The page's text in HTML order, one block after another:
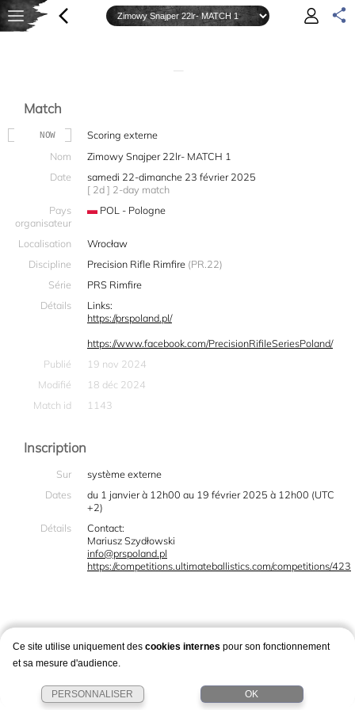
—
Match
NOW
Scoring externe
Nom
Zimowy Snajper 22lr- MATCH 1
Date
samedi 22-dimanche 23 février 2025
[ 2d ] 2-day match
Pays
organisateur
POL - Pologne
Localisation
Wrocław
Discipline
Precision Rifle Rimfire (PR.22)
Série
PRS Rimfire
Détails
Links:
https://prspoland.pl/
https://www.facebook.com/PrecisionRifileSeriesPoland/
Publié
19 nov 2024
Modifié
18 déc 2024
Match id
1143
Inscription
Sur
système externe
Dates
du 1 janvier à 12h00 au 19 février 2025 à 12h00 (UTC
+2)
Détails
Contact:
Mariusz Szydłowski
info@prspoland.pl
https://competitions.ultimateballistics.com/competitions/423
Ce site utilise uniquement des cookies internes pour son fonctionnement
et sa mesure d'audience.
PERSONNALISER OK